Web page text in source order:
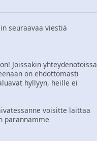
seuraavaa viestiä
Joissakin yhteydenotoissa
on ehdottomasti
hyllyyn, heille ei
voisitte laittaa
parannamme